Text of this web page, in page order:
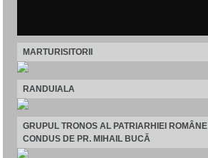
MARTURISITORII
RANDUIALA
GRUPUL TRONOS AL PATRIARHIEI ROMÂNE
CONDUS DE PR. MIHAIL BUCĂ